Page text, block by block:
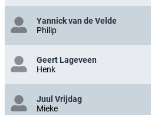
Yannick van de Velde
Philip
Geert Lageveen
Henk
Juul Vrijdag
Mieke